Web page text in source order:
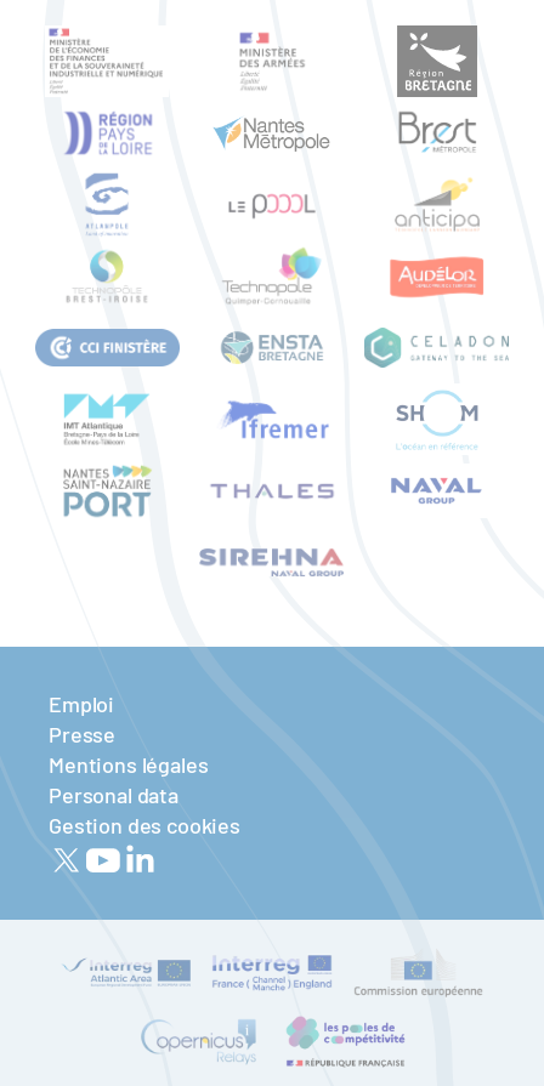
Emploi
Presse
Mentions légales
Personal data
Gestion des cookies